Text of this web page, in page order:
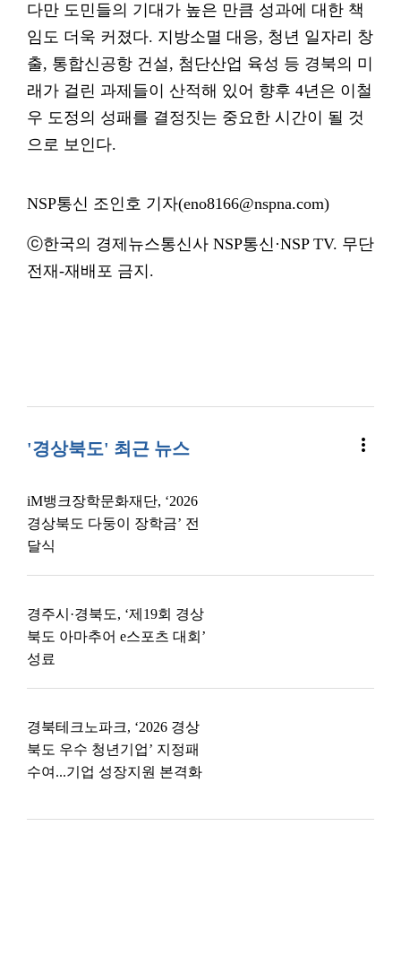
다만 도민들의 기대가 높은 만큼 성과에 대한 책
임도 더욱 커졌다. 지방소멸 대응, 청년 일자리 창
출, 통합신공항 건설, 첨단산업 육성 등 경북의 미
래가 걸린 과제들이 산적해 있어 향후 4년은 이철
우 도정의 성패를 결정짓는 중요한 시간이 될 것
으로 보인다.
NSP통신 조인호 기자(eno8166@nspna.com)
ⓒ한국의 경제뉴스통신사 NSP통신·NSP TV. 무단
전재-재배포 금지.
'경상북도' 최근 뉴스 more_vert
iM뱅크장학문화재단, ‘2026
경상북도 다둥이 장학금’ 전
달식
경주시·경북도, ‘제19회 경상
북도 아마추어 e스포츠 대회’
성료
경북테크노파크, ‘2026 경상
북도 우수 청년기업’ 지정패
수여...기업 성장지원 본격화